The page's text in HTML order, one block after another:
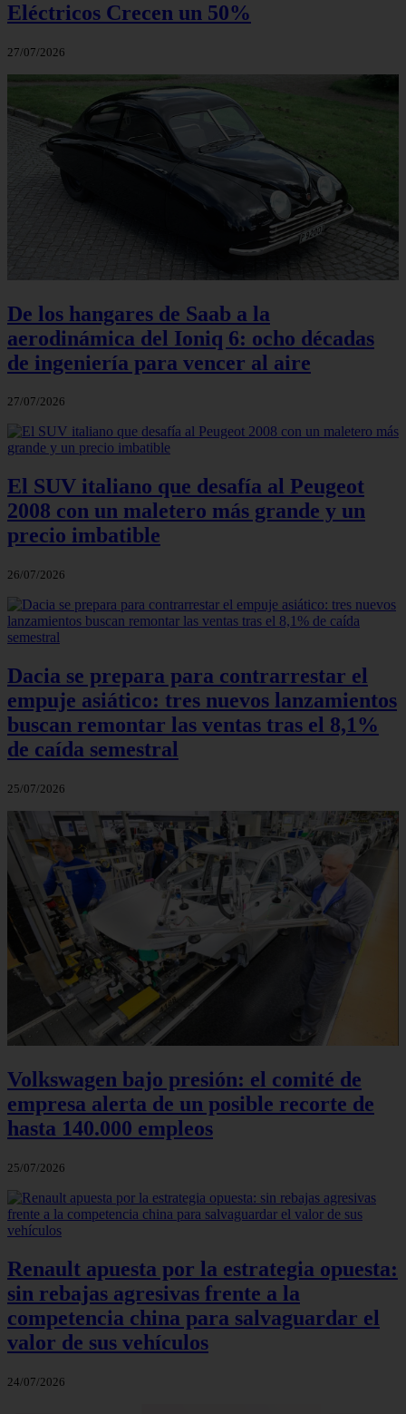
Eléctricos Crecen un 50%
27/07/2026
De los hangares de Saab a la
aerodinámica del Ioniq 6: ocho décadas
de ingeniería para vencer al aire
27/07/2026
El SUV italiano que desafía al Peugeot
2008 con un maletero más grande y un
precio imbatible
26/07/2026
Dacia se prepara para contrarrestar el
empuje asiático: tres nuevos lanzamientos
buscan remontar las ventas tras el 8,1%
de caída semestral
25/07/2026
Volkswagen bajo presión: el comité de
empresa alerta de un posible recorte de
hasta 140.000 empleos
25/07/2026
Renault apuesta por la estrategia opuesta:
sin rebajas agresivas frente a la
competencia china para salvaguardar el
valor de sus vehículos
24/07/2026